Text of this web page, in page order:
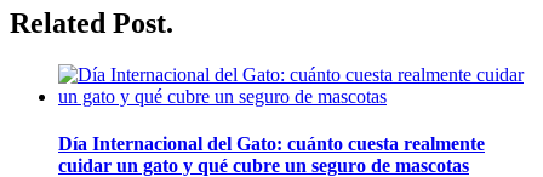
Related Post.
Día Internacional del Gato: cuánto cuesta realmente
cuidar un gato y qué cubre un seguro de mascotas